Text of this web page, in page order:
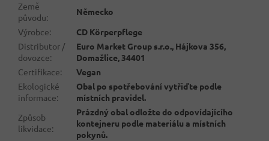
Země
původu:
Německo
Výrobce:
CD Körperpflege
Distributor /
dovozce:
Euro Market Group s.r.o., Hájkova 356,
Domažlice, 34401
Certifikace:
Vegan
Ekologické
informace:
Obal po spotřebování vytřiďte podle
místních pravidel.
Způsob
likvidace:
Prázdný obal odložte do odpovídajícího
kontejneru podle materiálu a místních
pokynů.